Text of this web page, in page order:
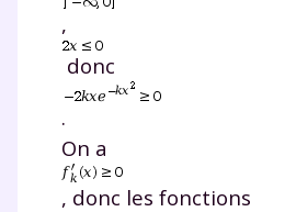
,
donc
.
On a
, donc les fonctions